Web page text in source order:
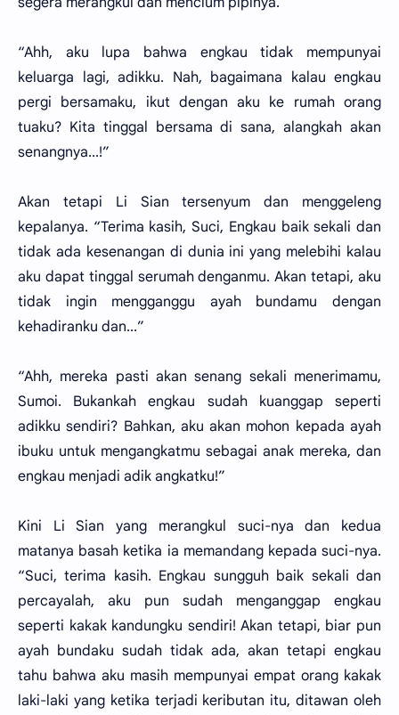
“Ahh, aku lupa bahwa engkau tidak mempunyai
keluarga lagi, adikku. Nah, bagaimana kalau engkau
pergi bersamaku, ikut dengan aku ke rumah orang
tuaku? Kita tinggal bersama di sana, alangkah akan
senangnya...!”
Akan tetapi Li Sian tersenyum dan menggeleng
kepalanya. “Terima kasih, Suci, Engkau baik sekali dan
tidak ada kesenangan di dunia ini yang melebihi kalau
aku dapat tinggal serumah denganmu. Akan tetapi, aku
tidak ingin mengganggu ayah bundamu dengan
kehadiranku dan...”
“Ahh, mereka pasti akan senang sekali menerimamu,
Sumoi. Bukankah engkau sudah kuanggap seperti
adikku sendiri? Bahkan, aku akan mohon kepada ayah
ibuku untuk mengangkatmu sebagai anak mereka, dan
engkau menjadi adik angkatku!”
Kini Li Sian yang merangkul suci-nya dan kedua
matanya basah ketika ia memandang kepada suci-nya.
“Suci, terima kasih. Engkau sungguh baik sekali dan
percayalah, aku pun sudah menganggap engkau
seperti kakak kandungku sendiri! Akan tetapi, biar pun
ayah bundaku sudah tidak ada, akan tetapi engkau
tahu bahwa aku masih mempunyai empat orang kakak
laki-laki yang ketika terjadi keributan itu, ditawan oleh